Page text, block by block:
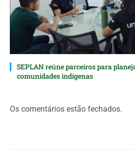
SEPLAN reúne parceiros para
comunidades indígenas
Os comentários estão fechados.